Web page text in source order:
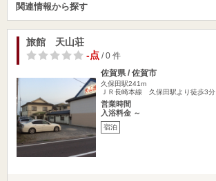
関連情報から探す
旅館 天山荘
-点/ 0 件
佐賀県 / 佐賀市
久保田駅241m
ＪＲ長崎本線 久保田駅より徒歩3分
営業時間
入浴料金 ～
宿泊